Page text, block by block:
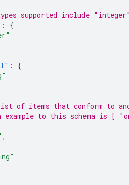
supported include
:
{
:
{
items that conform to
to this schema is [
,